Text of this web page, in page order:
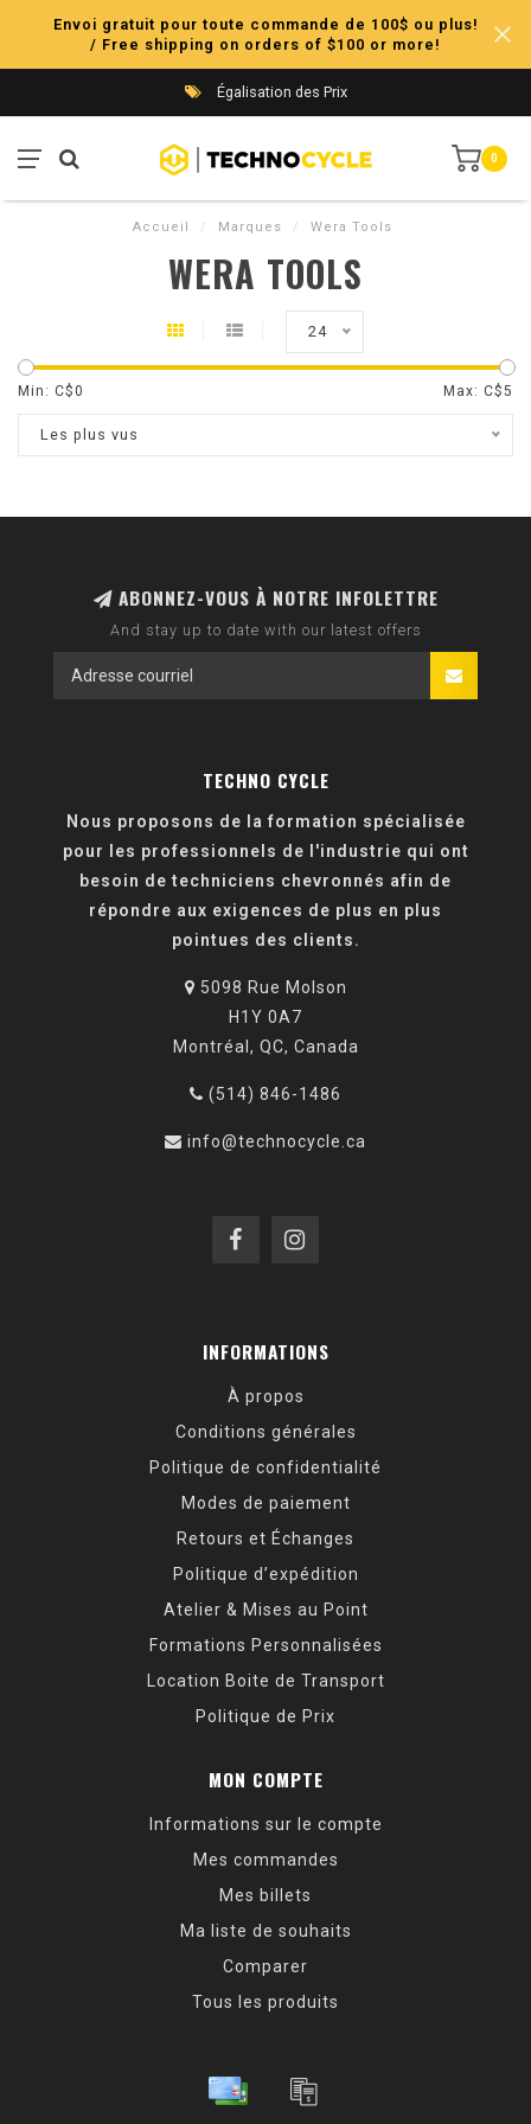
Envoi gratuit pour toute commande de 100$ ou plus!
/ Free shipping on orders of $100 or more!
Égalisation des Prix
0
Accueil / Marques / Wera Tools
WERA TOOLS
24
Min: C$0 Max: C$5
Les plus vus
ABONNEZ-VOUS À NOTRE INFOLETTRE
And stay up to date with our latest offers
TECHNO CYCLE
Nous proposons de la formation spécialisée
pour les professionnels de l'industrie qui ont
besoin de techniciens chevronnés afin de
répondre aux exigences de plus en plus
pointues des clients.
5098 Rue Molson
H1Y 0A7
Montréal, QC, Canada
(514) 846-1486
info@technocycle.ca
INFORMATIONS
À propos
Conditions générales
Politique de confidentialité
Modes de paiement
Retours et Échanges
Politique d’expédition
Atelier & Mises au Point
Formations Personnalisées
Location Boite de Transport
Politique de Prix
MON COMPTE
Informations sur le compte
Mes commandes
Mes billets
Ma liste de souhaits
Comparer
Tous les produits